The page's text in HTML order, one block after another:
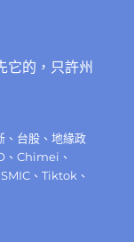
它的，只許州
、 台股 、地緣政
、Chimei 、
SMIC 、Tiktok 、